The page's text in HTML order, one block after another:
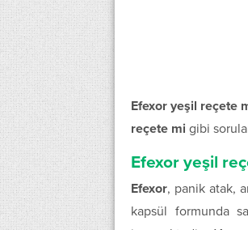
Efexor yeşil reçete
reçete mi gibi
Efexor yeşil
Efexor, panik atak,
kapsül formunda